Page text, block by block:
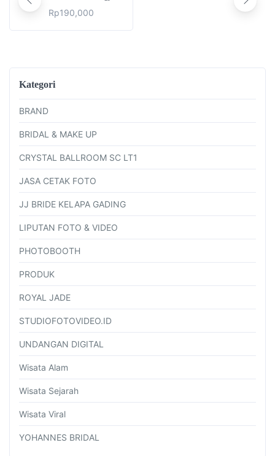
Rp190,000
Kategori
BRAND
BRIDAL & MAKE UP
CRYSTAL BALLROOM SC LT1
JASA CETAK FOTO
JJ BRIDE KELAPA GADING
LIPUTAN FOTO & VIDEO
PHOTOBOOTH
PRODUK
ROYAL JADE
STUDIOFOTOVIDEO.ID
UNDANGAN DIGITAL
Wisata Alam
Wisata Sejarah
Wisata Viral
YOHANNES BRIDAL